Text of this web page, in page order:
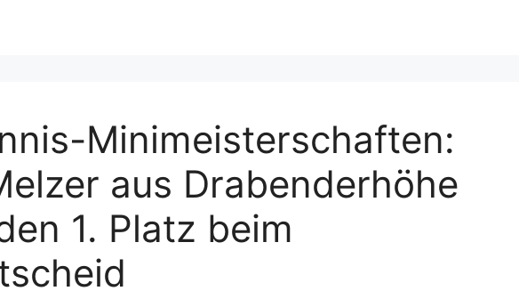
Minimeisterschaften:
aus Drabenderhöhe
1. Platz beim